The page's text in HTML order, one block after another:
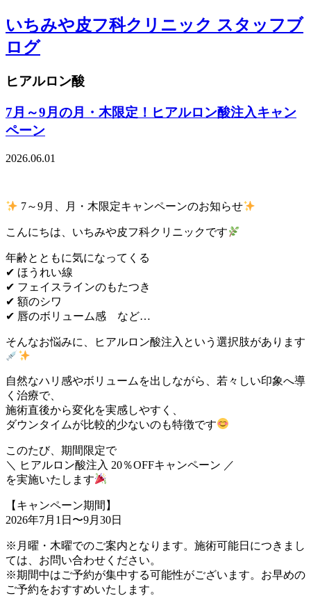
いちみや皮フ科クリニック スタッフブ
ログ
ヒアルロン酸
7月～9月の月・木限定！ヒアルロン酸注入キャン
ペーン
2026.06.01
7～9月、月・木限定キャンペーンのお知らせ
こんにちは、いちみや皮フ科クリニックです
年齢とともに気になってくる
✔︎ ほうれい線
✔︎ フェイスラインのもたつき
✔︎ 額のシワ
✔︎ 唇のボリューム感 など…
そんなお悩みに、ヒアルロン酸注入という選択肢があります
自然なハリ感やボリュームを出しながら、若々しい印象へ導
く治療で、
施術直後から変化を実感しやすく、
ダウンタイムが比較的少ないのも特徴です
このたび、期間限定で
＼ ヒアルロン酸注入 20％OFFキャンペーン ／
を実施いたします
【キャンペーン期間】
2026年7月1日〜9月30日
※月曜・木曜でのご案内となります。施術可能日につきまし
ては、お問い合わせください。
※期間中はご予約が集中する可能性がございます。お早めの
ご予約をおすすめいたします。